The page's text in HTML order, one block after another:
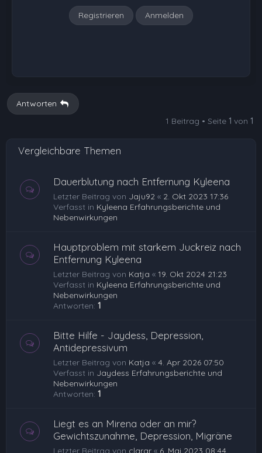
Registrieren Anmelden
Antworten
1 Beitrag • Seite 1 von 1
Vergleichbare Themen
Dauerblutung nach Entfernung Kyleena
Letzter Beitrag von Jaju92 « 2. Okt 2023 17:36
Verfasst in Kyleena Erfahrungsberichte und
Nebenwirkungen
Hauptproblem mit starkem Juckreiz nach
Entfernung Kyleena
Letzter Beitrag von Katja « 19. Okt 2024 21:23
Verfasst in Kyleena Erfahrungsberichte und
Nebenwirkungen
Antworten: 1
Bitte Hilfe - Jaydess, Depression,
Antidepressivum
Letzter Beitrag von Katja « 4. Apr 2026 07:50
Verfasst in Jaydess Erfahrungsberichte und
Nebenwirkungen
Antworten: 1
Liegt es an Mirena oder an mir?
Gewichtszunahme, Depression, Migräne
Letzter Beitrag von clarar « 6. Mai 2023 08:44